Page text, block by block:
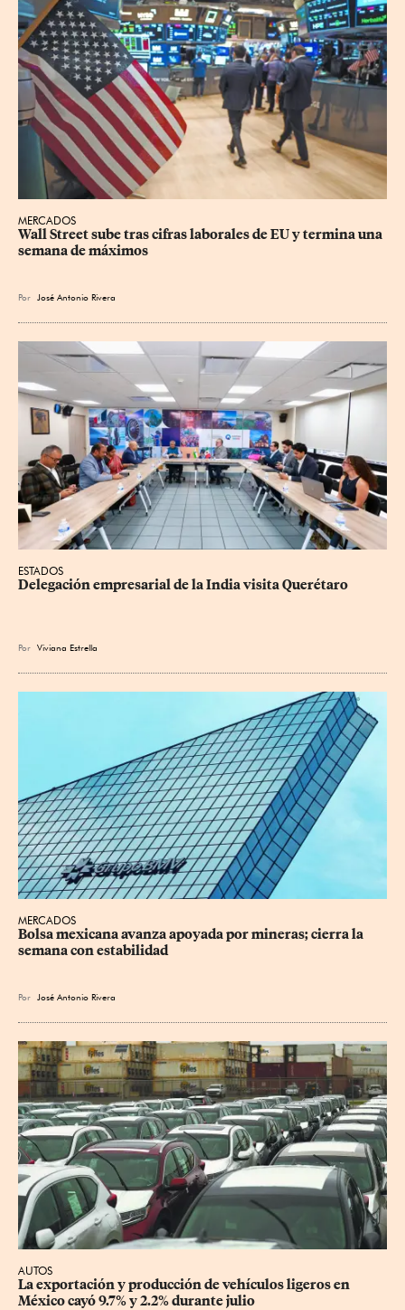
MERCADOS
Wall Street sube tras cifras laborales de EU y termina una
semana de máximos
Por José Antonio Rivera
ESTADOS
Delegación empresarial de la India visita Querétaro
Por Viviana Estrella
MERCADOS
Bolsa mexicana avanza apoyada por mineras; cierra la
semana con estabilidad
Por José Antonio Rivera
AUTOS
La exportación y producción de vehículos ligeros en
México cayó 9.7% y 2.2% durante julio